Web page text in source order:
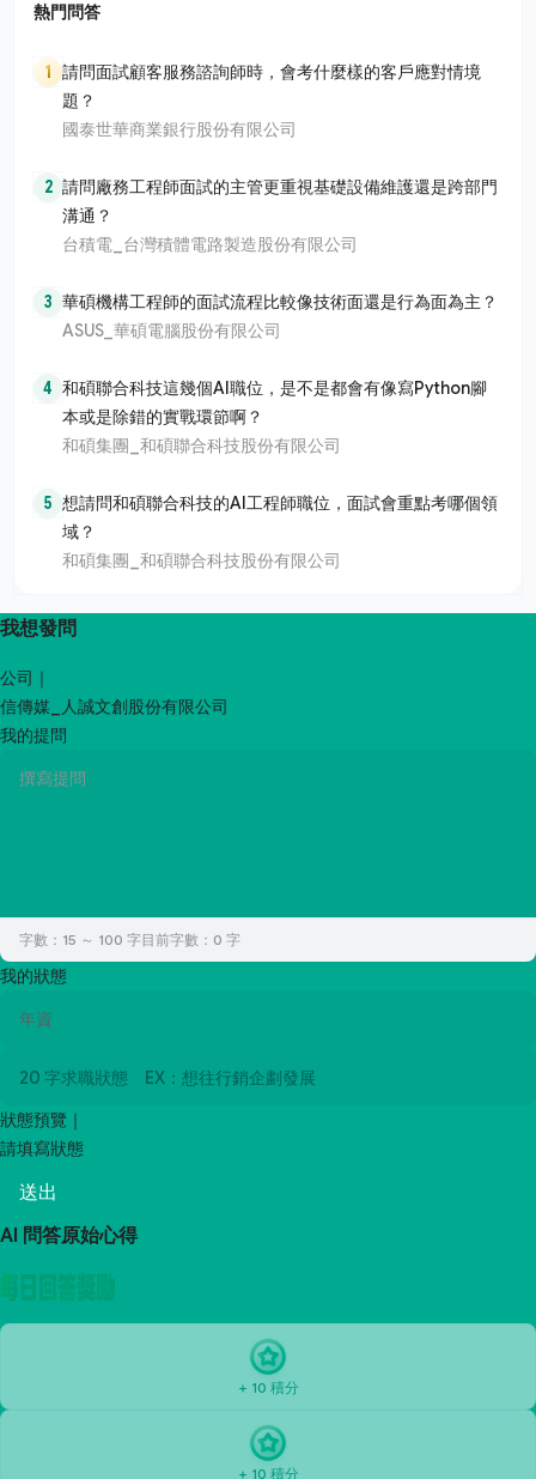
熱門問答
1 請問面試顧客服務諮詢師時，會考什麼樣的客戶應對情境
題？
國泰世華商業銀行股份有限公司
2 請問廠務工程師面試的主管更重視基礎設備維護還是跨部門
溝通？
台積電_台灣積體電路製造股份有限公司
3 華碩機構工程師的面試流程比較像技術面還是行為面為主？
ASUS_華碩電腦股份有限公司
4 和碩聯合科技這幾個AI職位，是不是都會有像寫Python腳
本或是除錯的實戰環節啊？
和碩集團_和碩聯合科技股份有限公司
5 想請問和碩聯合科技的AI工程師職位，面試會重點考哪個領
域？
和碩集團_和碩聯合科技股份有限公司
我想發問
公司｜
信傳媒_人誠文創股份有限公司
我的提問
字數：15 ～ 100 字目前字數： 0 字
我的狀態
狀態預覽｜
請填寫狀態
送出
AI 問答原始心得
+ 10 積分
+ 10 積分